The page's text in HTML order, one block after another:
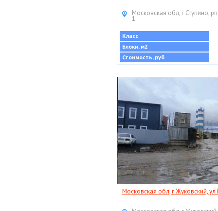
Московская обл, г Ступино,
1
Класс
Блоки, м2
Стоимость, руб
Московская обл, г Жуковский,